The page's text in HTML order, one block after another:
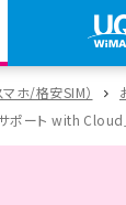
ホ/格安SIM）
サポート with